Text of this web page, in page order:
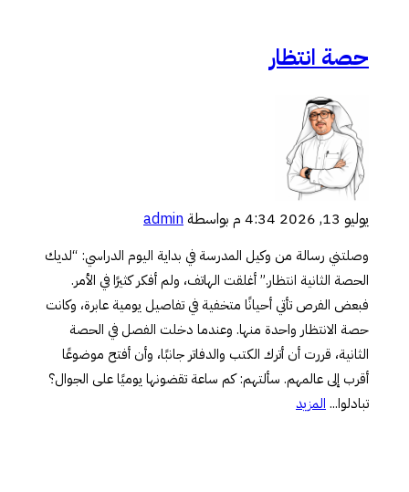
حصة انتظار
يوليو 13, 2026 4:34 م بواسطة admin
وصلتني رسالة من وكيل المدرسة في بداية اليوم الدراسي: “لديك
الحصة الثانية انتظار.” أغلقت الهاتف، ولم أفكر كثيرًا في الأمر.
فبعض الفرص تأتي أحيانًا متخفية في تفاصيل يومية عابرة، وكانت
حصة الانتظار واحدة منها. وعندما دخلت الفصل في الحصة
الثانية، قررت أن أترك الكتب والدفاتر جانبًا، وأن أفتح موضوعًا
أقرب إلى عالمهم. سألتهم: كم ساعة تقضونها يوميًا على الجوال؟
تبادلوا... المزيد